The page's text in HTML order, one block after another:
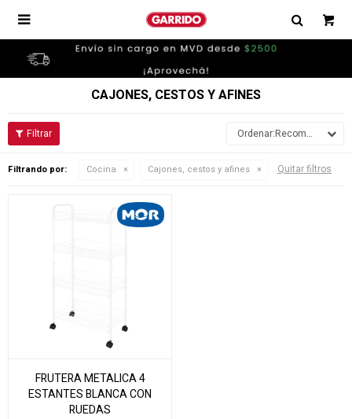

CAJONES, CESTOS Y AFINES
Recomendados
Filtrando por: Cocina Cajones, cestos y afines Quitar filtros
FRUTERA METALICA 4
ESTANTES BLANCA CON
RUEDAS